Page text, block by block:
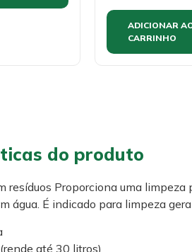
ADICIONAR
CARRINHO
do produto
resíduos Proporciona uma
água. É indicado para limpeza
até 30 litros)